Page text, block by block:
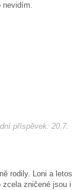
nevidím.
příspěvek: 20.7.
rodily. Loni a letos
zcela zničené jsou i